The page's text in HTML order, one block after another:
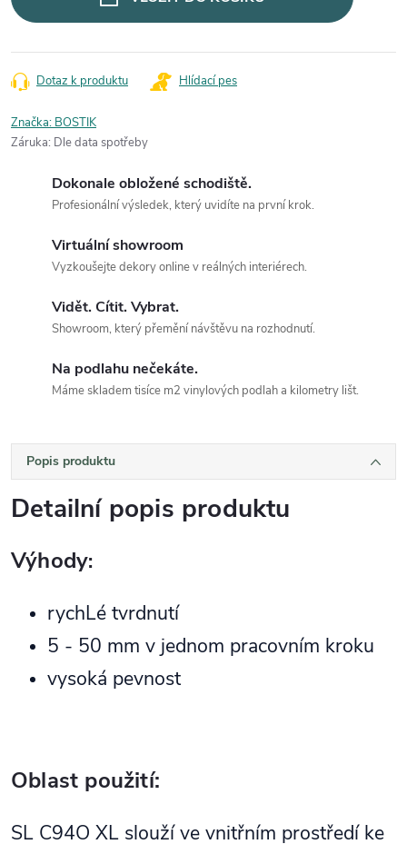
Dotaz k produktu Hlídací pes
Značka: BOSTIK
Záruka: Dle data spotřeby
Dokonale obložené schodiště.
Profesionální výsledek, který uvidíte na první krok.
Virtuální showroom
Vyzkoušejte dekory online v reálných interiérech.
Vidět. Cítit. Vybrat.
Showroom, který přemění návštěvu na rozhodnutí.
Na podlahu nečekáte.
Máme skladem tisíce m2 vinylových podlah a kilometry lišt.
Popis produktu
Detailní popis produktu
Výhody:
rychLé tvrdnutí
5 - 50 mm v jednom pracovním kroku
vysoká pevnost
Oblast použití:
SL C94O XL slouží ve vnitřním prostředí ke